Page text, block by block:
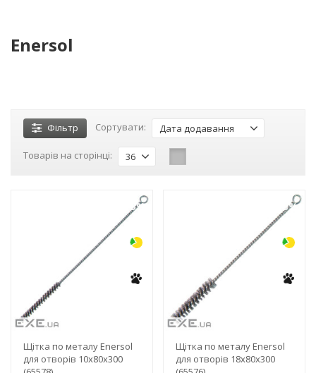
Enersol
Фільтр Сортувати: Дата додавання
Товарів на сторінці: 36
-3%
Щітка по металу Enersol
для отворів 10х80х300
-3%
Щітка по металу Enersol
для отворів 18х80х300